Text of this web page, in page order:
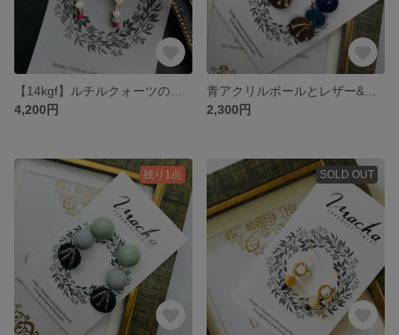
4,200円
2,300円
残り1点 SOLD OUT